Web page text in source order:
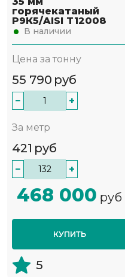
горячекатаный
Р9К5/AISI T12008
В наличии
Цена за тонну
55 790 руб
− +
За метр
421 руб
− +
468 000 руб
КУПИТЬ
5